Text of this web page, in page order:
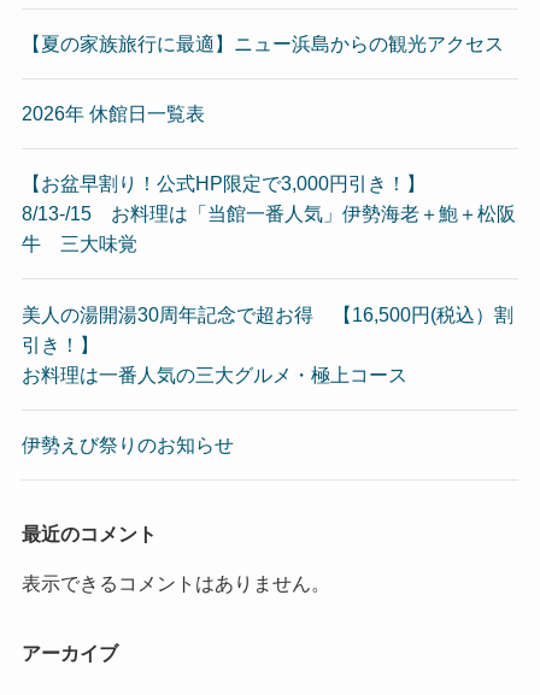
【夏の家族旅行に最適】ニュー浜島からの観光アクセス
2026年 休館日一覧表
【お盆早割り！公式HP限定で3,000円引き！】
8/13-/15 お料理は「当館一番人気」伊勢海老＋鮑＋松阪
牛 三大味覚
美人の湯開湯30周年記念で超お得 【16,500円(税込）割
引き！】
お料理は一番人気の三大グルメ・極上コース
伊勢えび祭りのお知らせ
最近のコメント
表示できるコメントはありません。
アーカイブ